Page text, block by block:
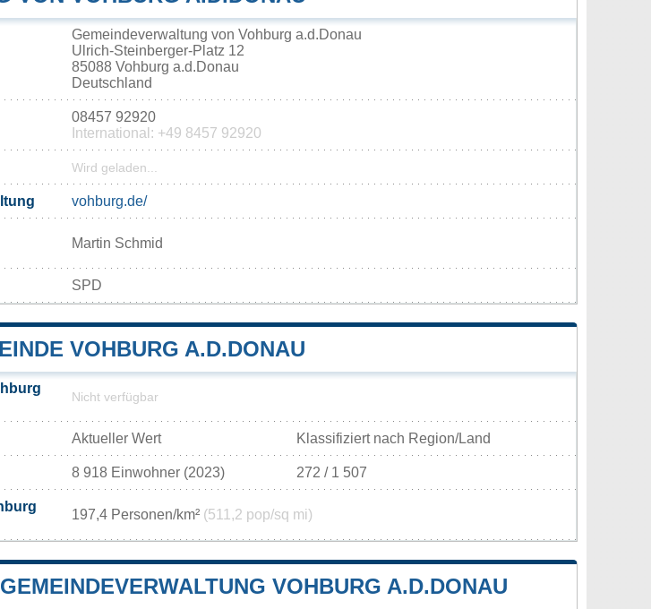
Gemeindeverwaltung von Vohburg a.d.Donau
Ulrich-Steinberger-Platz 12
85088 Vohburg a.d.Donau
Deutschland
08457 92920
International: +49 8457 92920
Wird geladen...
vohburg.de/
Martin Schmid
SPD
VOHBURG A.D.DONAU
Nicht verfügbar
Aktueller Wert Klassifiziert nach Region/Land
8 918 Einwohner (2023) 272 / 1 507
197,4 Personen/km² (511,2 pop/sq mi)
VOHBURG A.D.DONAU